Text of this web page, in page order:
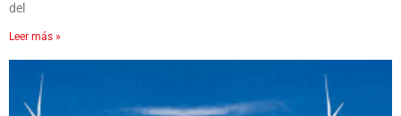
del
Leer más »